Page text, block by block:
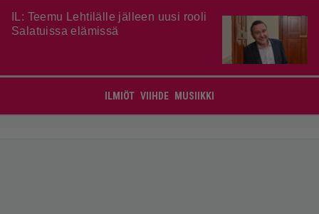
IL: Teemu Lehtilälle jälleen uusi rooli
Salatuissa elämissä
ILMIÖT VIIHDE MUSIIKKI